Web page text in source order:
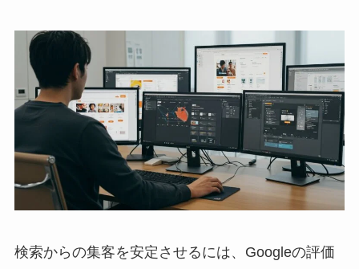
検索からの集客を安定させるには、Googleの評価